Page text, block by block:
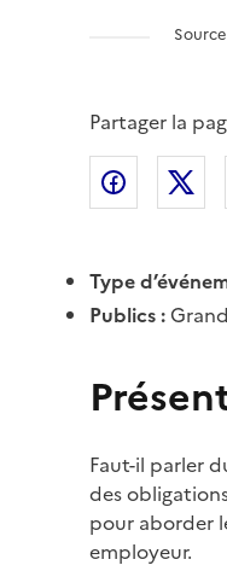
Partager la
Type
Publics :
Faut-il parler
des
pour aborder
employeur.